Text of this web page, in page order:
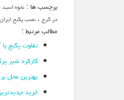
برچسب ها :نحوه اسید
در کرج ،نصب پکبج
مطالب مرتبط :
تفاوت پکیج
کارکرد شیر
بهترین محل
خرید